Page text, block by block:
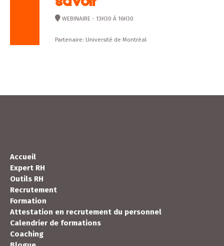
WEBINAIRE - 13H30 À 16H30
Partenaire: Université de Montréal
Accueil
Expert RH
Outils RH
Recrutement
Formation
Attestation en recrutement du personnel
Calendrier de formations
Coaching